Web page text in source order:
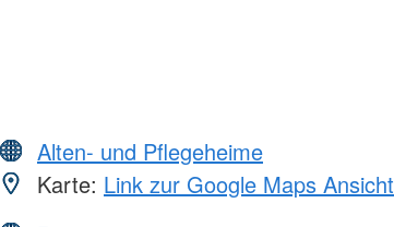
Alten- und Pflegeheime
Karte: Link zur Google Maps Ansicht